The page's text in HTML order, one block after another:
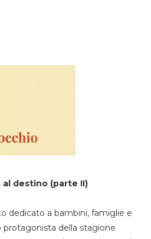
al destino (parte II)
dedicato a bambini, famiglie e
protagonista della stagione